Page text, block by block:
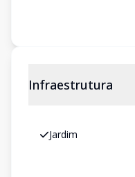
Infraestrutura
Jardim